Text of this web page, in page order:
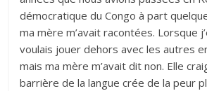
démocratique du Congo à part
ma mère m’avait racontées. Lorsque
voulais jouer dehors avec les autres
mais ma mère m’avait dit non. Elle
barrière de la langue crée de la peur